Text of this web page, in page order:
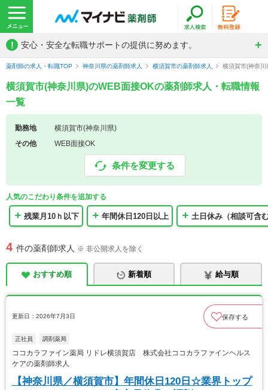
! 安心・安全な転職サポートの提供に努めます。
薬剤師の求人・転職TOP 神奈川県の薬剤師求人 横須賀市の薬剤師求人 横須賀市(神奈
横須賀市(神奈川県)のWEB面接OKの薬剤師求人・転職情報
一覧
勤務地
横須賀市(神奈川県)
その他
WEB面接OK
条件を変更する
人気のこだわり条件を追加する
残業月10ｈ以下 年間休日120日以上 土日休み（相談可含
4 件の薬剤師求人 ※ 非公開求人を除く
おすすめ順 新着順 給与順
更新日：2026年7月3日 保存する
正社員 調剤薬局
ココカラファイン薬局 リドレ横須賀店 株式会社ココカラファインヘルス
ケアの薬剤師求人
【神奈川県／横須賀市】年間休日120日☆業界トップ